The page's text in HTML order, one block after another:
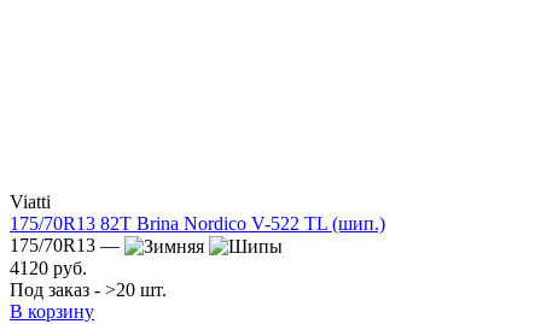
Viatti
175/70R13 82T Brina Nordico V-522 TL (шип.)
175/70R13 —
4120 руб.
Под заказ - >20 шт.
В корзину